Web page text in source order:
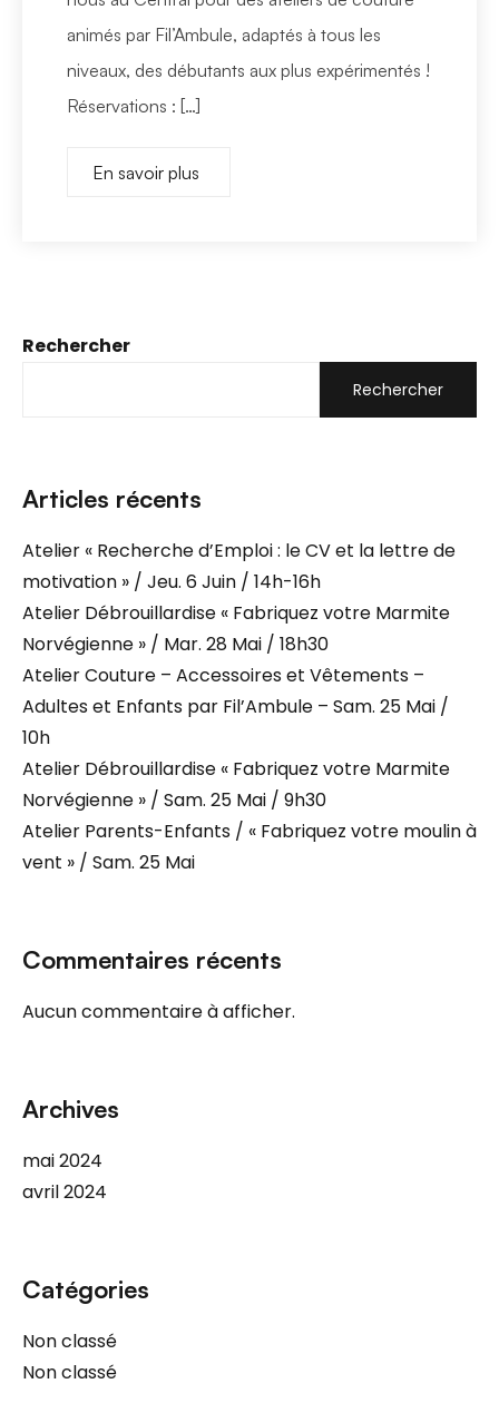
Rechercher
Rechercher
Articles récents
Atelier « Recherche d’Emploi : le CV et la lettre de
motivation » / Jeu. 6 Juin / 14h-16h
Atelier Débrouillardise « Fabriquez votre Marmite
Norvégienne » / Mar. 28 Mai / 18h30
Atelier Couture – Accessoires et Vêtements –
Adultes et Enfants par Fil’Ambule – Sam. 25 Mai /
10h
Atelier Débrouillardise « Fabriquez votre Marmite
Norvégienne » / Sam. 25 Mai / 9h30
Atelier Parents-Enfants / « Fabriquez votre moulin à
vent » / Sam. 25 Mai
Commentaires récents
Aucun commentaire à afficher.
Archives
mai 2024
avril 2024
Catégories
Non classé
Non classé
animés par Fil’Ambule, adaptés à tous les
niveaux, des débutants aux plus expérimentés !
Réservations : […]
En savoir plus